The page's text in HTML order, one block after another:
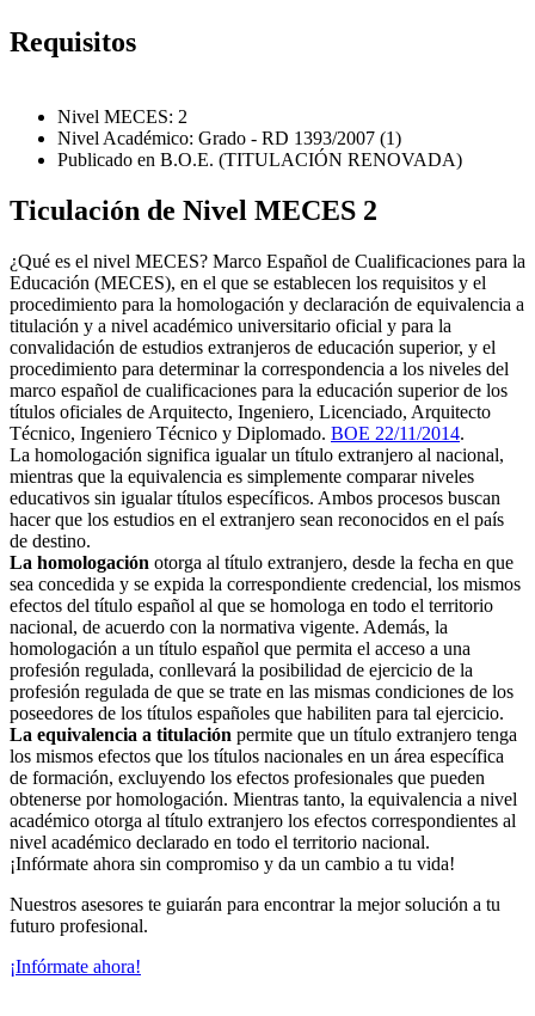
Requisitos
Nivel MECES: 2
Nivel Académico: Grado - RD 1393/2007 (1)
Publicado en B.O.E. (TITULACIÓN RENOVADA)
Ticulación de Nivel MECES 2
¿Qué es el nivel MECES? Marco Español de Cualificaciones para la
Educación (MECES), en el que se establecen los requisitos y el
procedimiento para la homologación y declaración de equivalencia a
titulación y a nivel académico universitario oficial y para la
convalidación de estudios extranjeros de educación superior, y el
procedimiento para determinar la correspondencia a los niveles del
marco español de cualificaciones para la educación superior de los
títulos oficiales de Arquitecto, Ingeniero, Licenciado, Arquitecto
Técnico, Ingeniero Técnico y Diplomado. BOE 22/11/2014.
La homologación significa igualar un título extranjero al nacional,
mientras que la equivalencia es simplemente comparar niveles
educativos sin igualar títulos específicos. Ambos procesos buscan
hacer que los estudios en el extranjero sean reconocidos en el país
de destino.
La homologación otorga al título extranjero, desde la fecha en que
sea concedida y se expida la correspondiente credencial, los mismos
efectos del título español al que se homologa en todo el territorio
nacional, de acuerdo con la normativa vigente. Además, la
homologación a un título español que permita el acceso a una
profesión regulada, conllevará la posibilidad de ejercicio de la
profesión regulada de que se trate en las mismas condiciones de los
poseedores de los títulos españoles que habiliten para tal ejercicio.
La equivalencia a titulación permite que un título extranjero tenga
los mismos efectos que los títulos nacionales en un área específica
de formación, excluyendo los efectos profesionales que pueden
obtenerse por homologación. Mientras tanto, la equivalencia a nivel
académico otorga al título extranjero los efectos correspondientes al
nivel académico declarado en todo el territorio nacional.
¡Infórmate ahora sin compromiso y da un cambio a tu vida!
Nuestros asesores te guiarán para encontrar la mejor solución a tu
futuro profesional.
¡Infórmate ahora!